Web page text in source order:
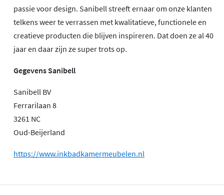
passie voor design. Sanibell streeft ernaar om onze klanten
telkens weer te verrassen met kwalitatieve, functionele en
creatieve producten die blijven inspireren. Dat doen ze al 40
jaar en daar zijn ze super trots op.
Gegevens Sanibell
Sanibell BV
Ferrarilaan 8
3261 NC
Oud-Beijerland
https://www.inkbadkamermeubelen.nl